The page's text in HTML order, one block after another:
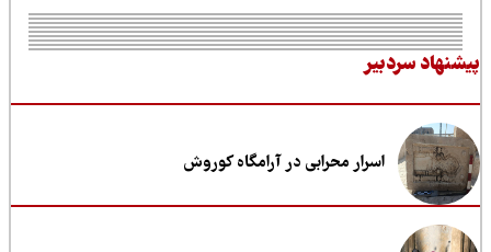
سردبیر
اسرار محرابی در آرامگاه کوروش